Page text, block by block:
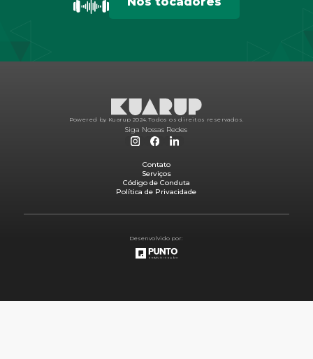
Powered by Kuarup 2024. Todos os direitos reservados.
Siga Nossas Redes
Contato
Serviços
Código de Conduta
Política de Privacidade
Desenvolvido por: